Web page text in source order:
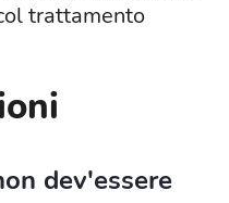
trattamento
dev'essere